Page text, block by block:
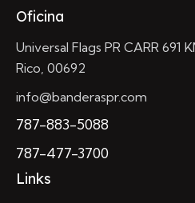
Oficina
Universal Flags PR CARR 691
Rico, 00692
info@banderaspr.com
787-883-5088
787-477-3700
Links